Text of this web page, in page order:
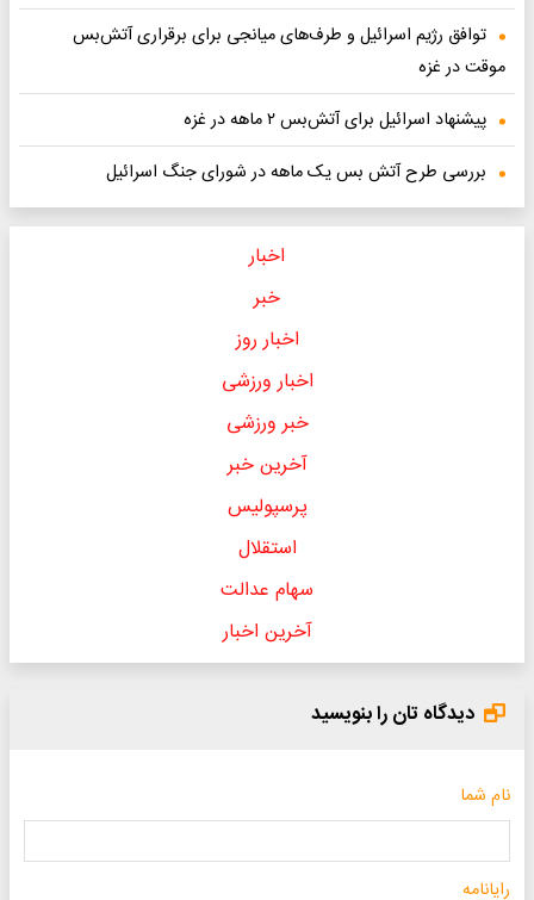
توافق رژیم اسرائیل و طرف‌های میانجی برای برقراری آتش‌بس
موقت در غزه
پیشنهاد اسرائیل برای آتش‌بس ۲ ماهه در غزه
بررسى طرح آتش بس یک ماهه در شوراى جنگ اسرائیل
اخبار
خبر
اخبار روز
اخبار ورزشی
خبر ورزشی
آخرین خبر
پرسپولیس
استقلال
سهام عدالت
آخرین اخبار
دیدگاه تان را بنویسید
نام شما
رایانامه